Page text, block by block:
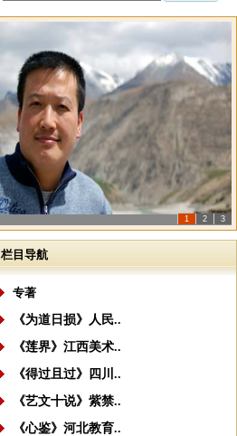
1 2 3
栏目导航
专著
《为道日损》人民..
《莲界》江西美术..
《得过且过》四川..
《艺文十说》紫禁..
《心鉴》河北教育..